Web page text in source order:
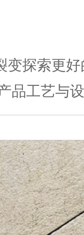
变探索更
品工艺与
的团队 用行